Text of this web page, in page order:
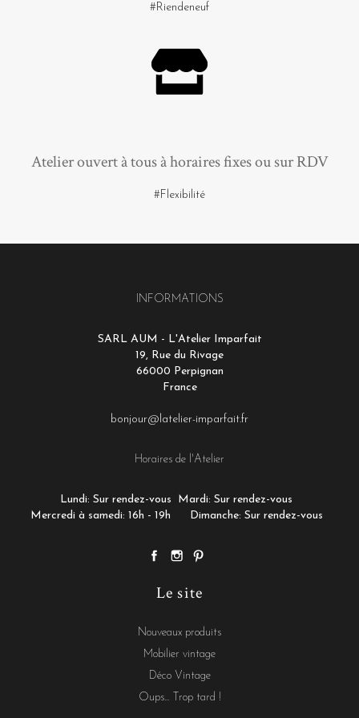
#Riendeneuf
Atelier ouvert à tous à horaires fixes ou sur RDV
#Flexibilité
INFORMATIONS
SARL AUM - L'Atelier Imparfait
19, Rue du Rivage
66000 Perpignan
France
bonjour@latelier-imparfait.fr
Horaires de l'Atelier
Lundi: Sur rendez-vous
Mardi: Sur rendez-vous
Mercredi à samedi: 16h - 19h
Dimanche: Sur rendez-vous
Le site
Nouveaux produits
Mobilier vintage
Déco Vintage
Oups... Trop tard !